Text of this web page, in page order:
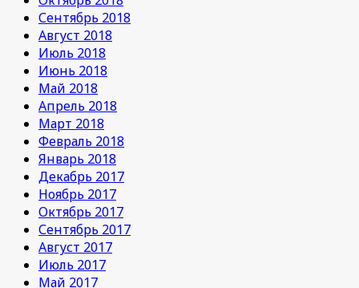
Сентябрь 2018
Август 2018
Июль 2018
Июнь 2018
Май 2018
Апрель 2018
Март 2018
Февраль 2018
Январь 2018
Декабрь 2017
Ноябрь 2017
Октябрь 2017
Сентябрь 2017
Август 2017
Июль 2017
Май 2017